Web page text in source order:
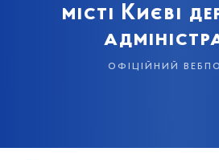
місті Києві
офіційний